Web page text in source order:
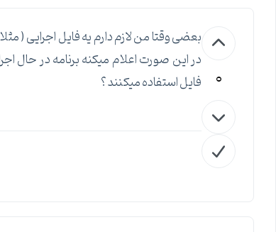
0
بعضی وقتا من لازم دارم یه فایل اجرایی (
در این صورت اعلام میکنه برنامه در حال
فایل استفاده میکنند ؟